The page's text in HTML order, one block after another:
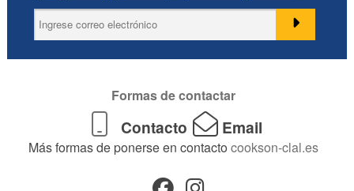
Formas de contactar
Contacto Email
Más formas de ponerse en contacto cookson-clal.es